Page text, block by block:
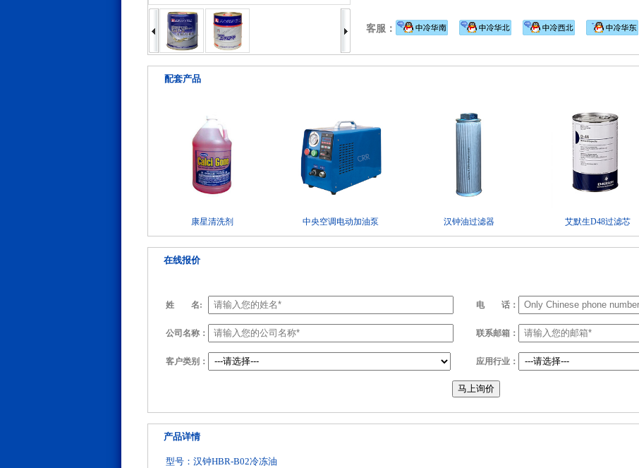
客服：
配套产品
康星清洗剂 中央空调电动加油泵 汉钟油过滤器 艾默生D48过滤芯
在线报价
姓 名: 电 话：
公司名称： 联系邮箱：
客户类别： 应用行业：
马上询价
产品详情
型号：汉钟HBR-B02冷冻油